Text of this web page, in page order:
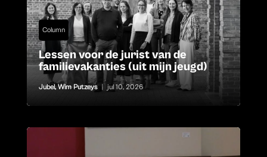
Column
Lessen voor de jurist van de
familievakanties (uit mijn jeugd)
Jubel,Wim Putzeys jul 10, 2026